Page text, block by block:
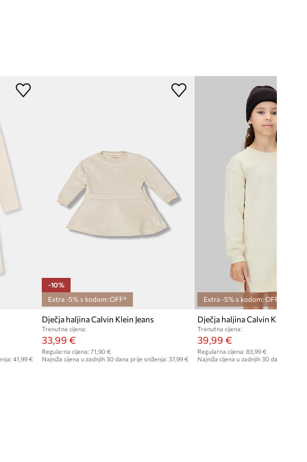
41,99 €
-10%
Extra -5% s kodom: OFF*
Dječja haljina Calvin Klein Jeans
Trenutna cijena:
33,99 €
Regularna cijena:71,90 €
Najniža cijena u zadnjih 30 dana prije sniženja:37,99 €
Extra -5% s kodom: OFF*
Dječja haljina Calvin Klein
Trenutna cijena:
39,99 €
Regularna cijena: 83,99 €
Najniža cijena u zadnjih 30 dana prije